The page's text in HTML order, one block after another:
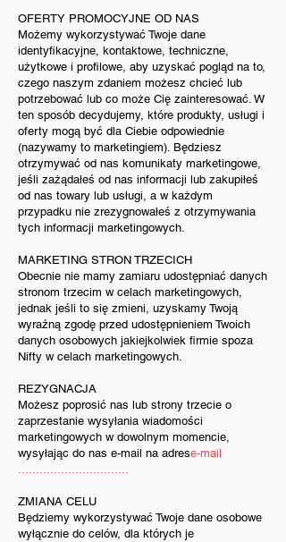
OFERTY PROMOCYJNE OD NAS
Możemy wykorzystywać Twoje dane
identyfikacyjne, kontaktowe, techniczne,
użytkowe i profilowe, aby uzyskać pogląd na to,
czego naszym zdaniem możesz chcieć lub
potrzebować lub co może Cię zainteresować. W
ten sposób decydujemy, które produkty, usługi i
oferty mogą być dla Ciebie odpowiednie
(nazywamy to marketingiem). Będziesz
otrzymywać od nas komunikaty marketingowe,
jeśli zażądałeś od nas informacji lub zakupiłeś
od nas towary lub usługi, a w każdym
przypadku nie zrezygnowałeś z otrzymywania
tych informacji marketingowych.
MARKETING STRON TRZECICH
Obecnie nie mamy zamiaru udostępniać danych
stronom trzecim w celach marketingowych,
jednak jeśli to się zmieni, uzyskamy Twoją
wyraźną zgodę przed udostępnieniem Twoich
danych osobowych jakiejkolwiek firmie spoza
Nifty w celach marketingowych.
REZYGNACJA
Możesz poprosić nas lub strony trzecie o
zaprzestanie wysyłania wiadomości
marketingowych w dowolnym momencie,
wysyłając do nas e-mail na adrese-mail
...............................
ZMIANA CELU
Będziemy wykorzystywać Twoje dane osobowe
wyłącznie do celów, dla których je